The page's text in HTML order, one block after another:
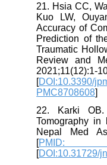
21. Hsia CC,
Kuo LW,
Accuracy of
Prediction of
Traumatic
Review and
[DOI:10.3390/
PMC8708608
22. Karki
Tomography
Nepal Med
[
[